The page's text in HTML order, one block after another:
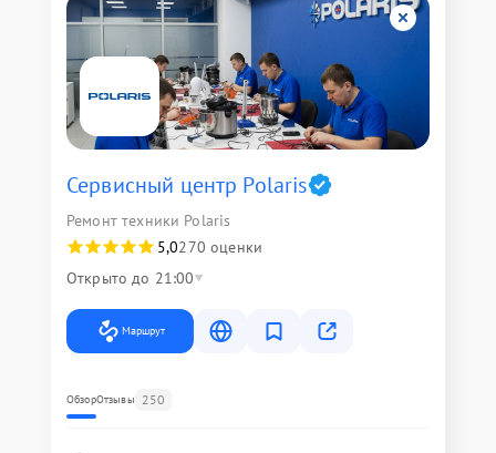
Сервисный центр Polaris
Ремонт техники Polaris
5,0270 оценки
Открыто до 21:00
Маршрут
ОбзорОтзывы 250